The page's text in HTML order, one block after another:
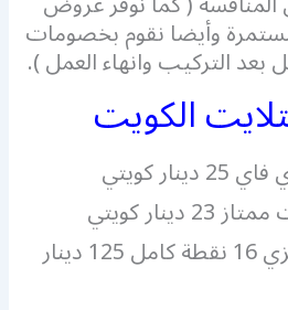
وأيضا نقوم بخصومات
بعد التركيب وانهاء العمل ).
الكويت
كويتي
ستلايت مركزي 16 نقطة كامل 125 دينار